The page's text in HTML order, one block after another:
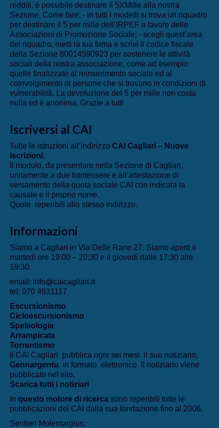
redditi, è possibile destinare il 5XMille alla nostra
Sezione. Come fare: - in tutti i modelli si trova un riquadro
per destinare il 5 per mille dell’IRPEF a favore delle
Associazioni di Promozione Sociale; - scegli quest’area
del riquadro, metti la tua firma e scrivi il codice fiscale
della Sezione 80014590923 per sostenere le attività
sociali della nostra associazione, come ad esempio
quelle finalizzate al reinserimento sociale ed al
coinvolgimento di persone che si trovano in condizioni di
vulnerabilità. La devoluzione del 5 per mille non costa
nulla ed è anonima. Grazie a tutti
Iscriversi al CAI
Tutte le istruzioni all’indirizzo CAI Cagliari – Nuove
Iscrizioni.
Il modulo, da presentare nella Sezione di Cagliari,
unitamente a due fototessere e all’attestazione di
versamento della quota sociale CAI con indicata la
causale e il proprio nome.
Quote reperibili allo stesso indirizzo.
Informazioni
Siamo a Cagliari in Via Delle Rane 27. Siamo aperti il
martedì ore 19:00 – 20:30 e il giovedì dalle 17:30 alle
19:30.
email: info@caicagliari.it
tel: 070 4631117
Escursionismo
Cicloescursionismo
Speleologia
Arrampicata
Torrentismo
Il CAI Cagliari pubblica ogni sei mesi il suo notiziario,
Gennargentu, in formato elettronico. Il notiziario viene
pubblicato nel sito.
Scarica tutti i notiziari
In questo motore di ricerca sono reperibili tutte le
pubblicazioni del CAI dalla sua fondazione fino al 2006.
Sentieri Molentargius: